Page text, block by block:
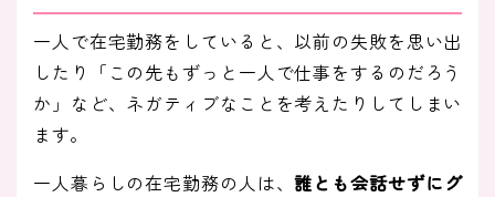
一人で在宅勤務をしていると、以前の失敗を思い出
したり「この先もずっと一人で仕事をするのだろう
か」など、ネガティブなことを考えたりしてしまい
ます。
一人暮らしの在宅勤務の人は、誰とも会話せずにグ